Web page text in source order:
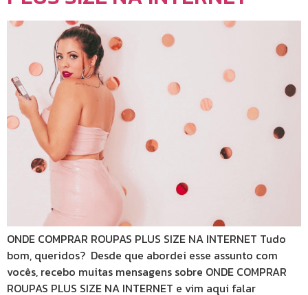
ONDE COMPRAR ROUPAS PLUS SIZE NA INTERNET Tudo
bom, queridos? Desde que abordei esse assunto com
vocês, recebo muitas mensagens sobre ONDE COMPRAR
ROUPAS PLUS SIZE NA INTERNET e vim aqui falar